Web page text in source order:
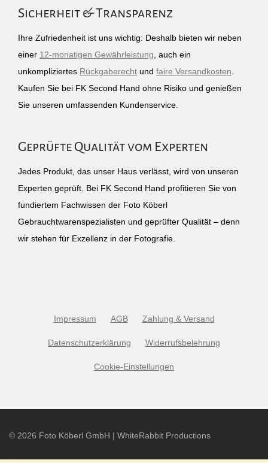
Sicherheit & Transparenz
Ihre Zufriedenheit ist uns wichtig: Deshalb bieten wir neben
einer 12-monatigen Gewährleistung , auch ein
unkompliziertes Rückgaberecht und faire Versandkosten
Kaufen Sie bei FK Second Hand ohne Risiko und genießen
Sie unseren umfassenden Kundenservice.
Geprüfte Qualität vom Experten
Jedes Produkt, das unser Haus verlässt, wird von unseren
Experten geprüft. Bei FK Second Hand profitieren Sie von
fundiertem Fachwissen der Foto Köberl
Gebrauchtwarenspezialisten und geprüfter Qualität – denn
wir stehen für Exzellenz in der Fotografie.
Impressum AGB Zahlung & Versand
Datenschutzerklärung Widerrufsbelehrung
Cookie-Einstellungen
© 2026 Foto Köberl GmbH | WhiteRabbit Productions